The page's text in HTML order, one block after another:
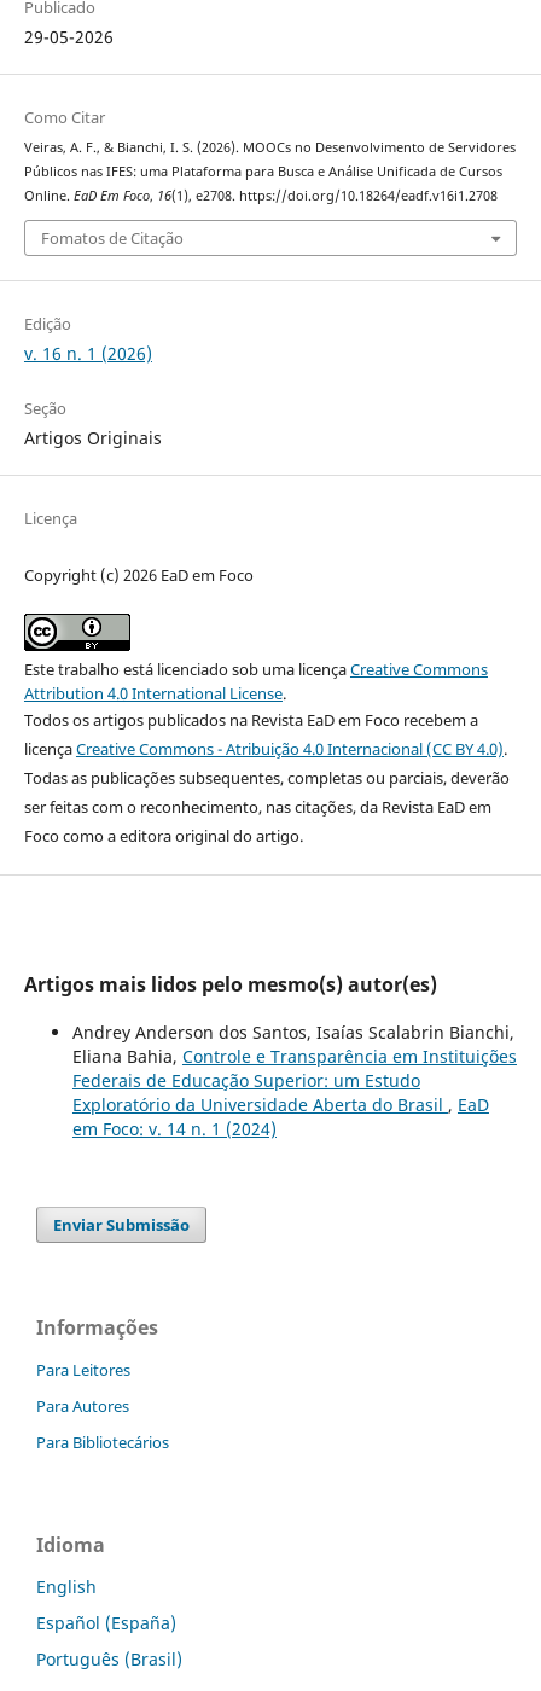
Publicado
29-05-2026
Como Citar
Veiras, A. F., & Bianchi, I. S. (2026). MOOCs no Desenvolvimento de Servidores
Públicos nas IFES: uma Plataforma para Busca e Análise Unificada de Cursos
Online. EaD Em Foco, 16(1), e2708. https://doi.org/10.18264/eadf.v16i1.2708
Fomatos de Citação
Edição
v. 16 n. 1 (2026)
Seção
Artigos Originais
Licença
Copyright (c) 2026 EaD em Foco
Este trabalho está licenciado sob uma licençaCreative Commons
Attribution 4.0 International License.
Todos os artigos publicados na Revista EaD em Foco recebem a
licençaCreative Commons - Atribuição 4.0 Internacional (CC BY 4.0).
Todas as publicações subsequentes, completas ou parciais, deverão
ser feitas com o reconhecimento, nas citações, da Revista EaD em
Foco como a editora original do artigo.
Artigos mais lidos pelo mesmo(s) autor(es)
Andrey Anderson dos Santos, Isaías Scalabrin Bianchi,
Eliana Bahia, Controle e Transparência em Instituições
Federais de Educação Superior: um Estudo
Exploratório da Universidade Aberta do Brasil , EaD
em Foco: v. 14 n. 1 (2024)
Enviar Submissão
Informações
Para Leitores
Para Autores
Para Bibliotecários
Idioma
English
Español (España)
Português (Brasil)